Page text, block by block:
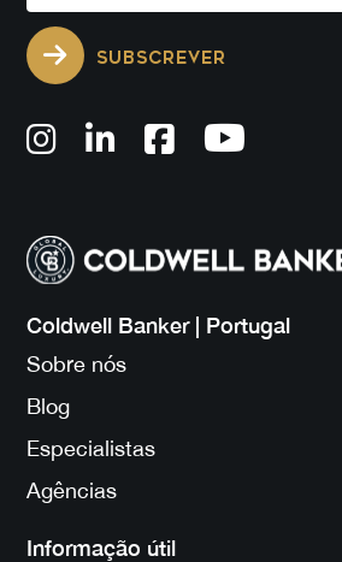
SUBSCREVER
Coldwell Banker | Portugal
Sobre nós
Blog
Especialistas
Agências
Informação útil